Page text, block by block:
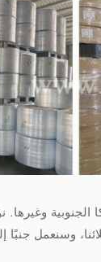
الجنوبية
وسنعمل جنبًا